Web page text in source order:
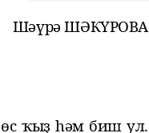
Шәүрә ШӘКҮРОВА
ҡыҙ һәм биш ул.